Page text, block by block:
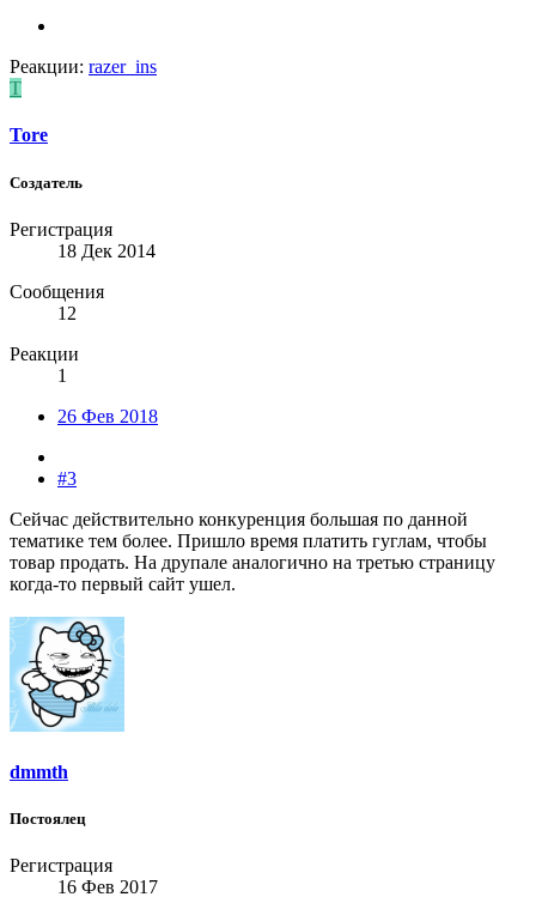
Реакции: razer_ins
T
Tore
Создатель
Регистрация
18 Дек 2014
Сообщения
12
Реакции
1
26 Фев 2018
#3
Сейчас действительно конкуренция большая по данной
тематике тем более. Пришло время платить гуглам, чтобы
товар продать. На друпале аналогично на третью страницу
когда-то первый сайт ушел.
dmmth
Постоялец
Регистрация
16 Фев 2017